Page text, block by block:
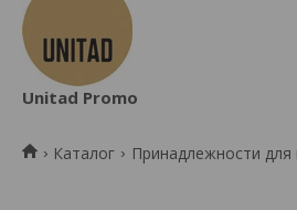
Unitad Promo
Каталог Принадлежности для